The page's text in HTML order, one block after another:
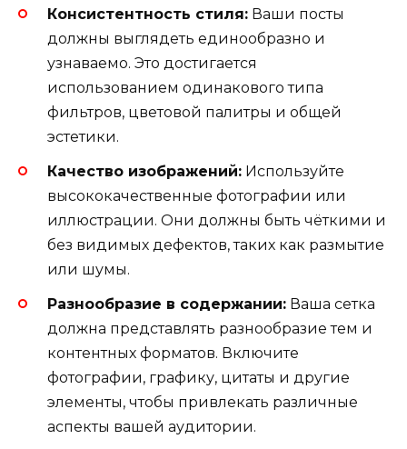
Консистентность стиля: Ваши посты
должны выглядеть единообразно и
узнаваемо. Это достигается
использованием одинакового типа
фильтров, цветовой палитры и общей
эстетики.
Качество изображений: Используйте
высококачественные фотографии или
иллюстрации. Они должны быть чёткими и
без видимых дефектов, таких как размытие
или шумы.
Разнообразие в содержании: Ваша сетка
должна представлять разнообразие тем и
контентных форматов. Включите
фотографии, графику, цитаты и другие
элементы, чтобы привлекать различные
аспекты вашей аудитории.